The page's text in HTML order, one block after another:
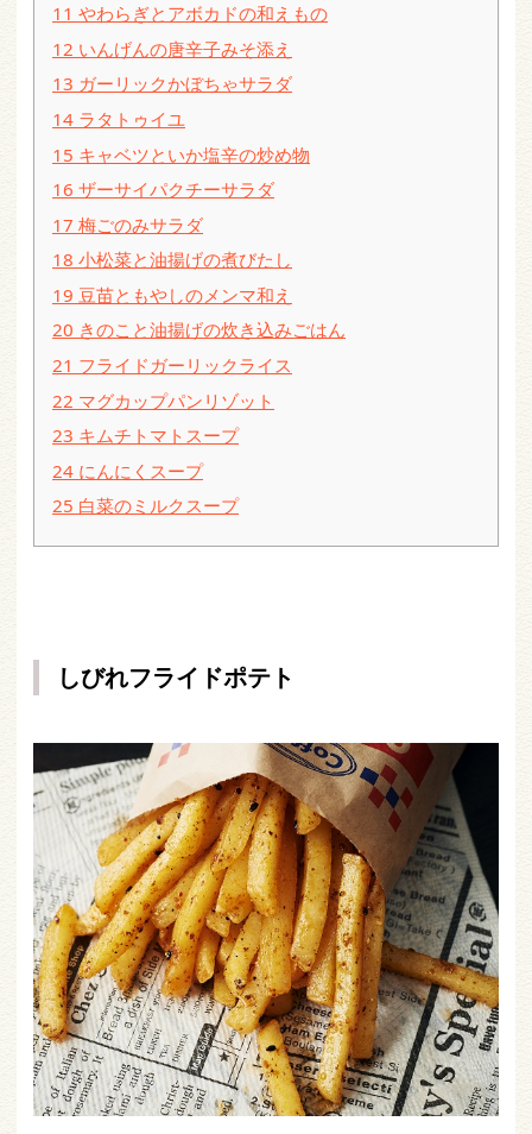
11 やわらぎとアボカドの和えもの
12 いんげんの唐辛子みそ添え
13 ガーリックかぼちゃサラダ
14 ラタトゥイユ
15 キャベツといか塩辛の炒め物
16 ザーサイパクチーサラダ
17 梅ごのみサラダ
18 小松菜と油揚げの煮びたし
19 豆苗ともやしのメンマ和え
20 きのこと油揚げの炊き込みごはん
21 フライドガーリックライス
22 マグカップパンリゾット
23 キムチトマトスープ
24 にんにくスープ
25 白菜のミルクスープ
しびれフライドポテト